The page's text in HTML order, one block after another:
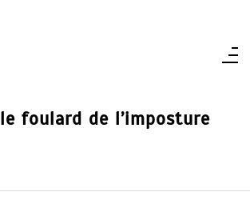
le foulard de l’imposture